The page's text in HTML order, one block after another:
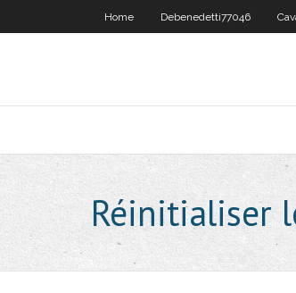
Home Debenedetti77046
Réinitialiser